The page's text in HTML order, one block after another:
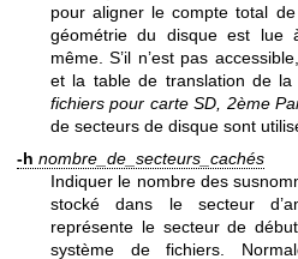
pour aligner le compte total
géométrie du disque est lue
même. S’il n’est pas
et la table de translation de la
fichiers pour carte SD, 2ème
de secteurs de disque sont
-h nombre_de_secteurs_cachés
Indiquer le nombre des
stocké dans le secteur
représente le secteur de
système de fichiers.